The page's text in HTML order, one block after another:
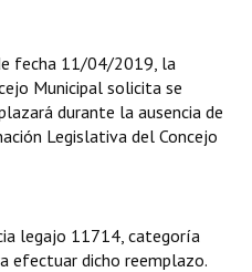
fecha 11/04/2019, la
Municipal solicita se
durante la ausencia de
Legislativa del Concejo
legajo 11714, categoría
efectuar dicho reemplazo.